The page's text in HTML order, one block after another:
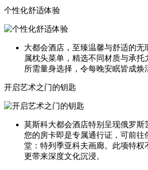
个性化舒适体验
大都会酒店，至臻温馨与舒适的无
属枕头菜单，精选不同材质与承托
所需量身选择，令每晚安眠皆成焕
开启艺术之门的钥匙
莫斯科大都会酒店特别呈现俄罗斯
您的房卡即是专属通行证，可前往
堂：特列季亚科夫画廊。此项特权
更带来深度文化沉浸。